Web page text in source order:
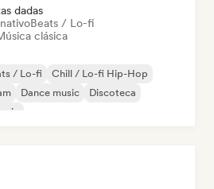
dadas
Beats / Lo-fi
clásica
/ Lo-fi
Chill / Lo-fi Hip-Hop
Dance music
Discoteca